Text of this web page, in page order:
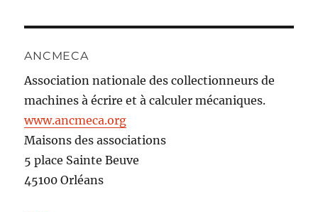
ANCMECA
Association nationale des collectionneurs de
machines à écrire et à calculer mécaniques.
www.ancmeca.org
Maisons des associations
5 place Sainte Beuve
45100 Orléans